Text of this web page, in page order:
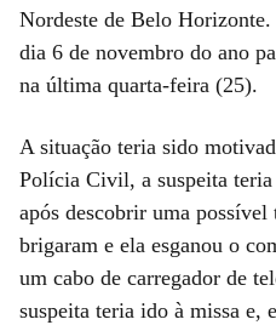
Nordeste de Belo
dia 6 de novembro do ano
na última quarta-feira (25).
A situação teria sido
Polícia Civil, a suspeita
após descobrir uma
brigaram e ela esganou o
um cabo de carregador de
suspeita teria ido à missa e,